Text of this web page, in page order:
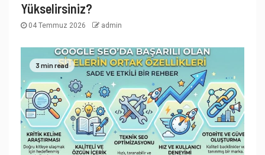
Yükselirsiniz?
04 Temmuz 2026 admin
3 min read